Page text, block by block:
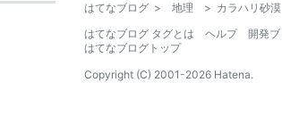
はてなブログ > 地理 > カラハリ砂漠
はてなブログ タグとは
ヘルプ
開発
はてなブログトップ
Copyright (C) 2001-2026 Hatena.